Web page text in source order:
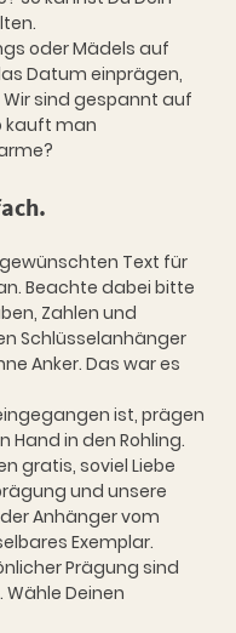
oder Mädels auf
Datum einprägen,
sind gespannt auf
kauft man
Text für
Beachte dabei bitte
Zahlen und
Schlüsselanhänger
Anker. Das war es
ist, prägen
in den Rohling.
gratis, soviel Liebe
und unsere
Anhänger vom
Exemplar.
Prägung sind
Deinen